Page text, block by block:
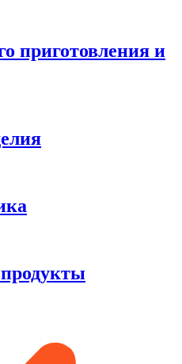
приготовления и